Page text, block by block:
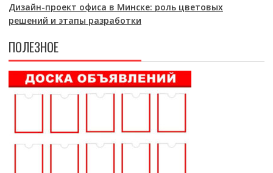
Дизайн-проект офиса в Минске: роль цветовых
решений и этапы разработки
ПОЛЕЗНОЕ